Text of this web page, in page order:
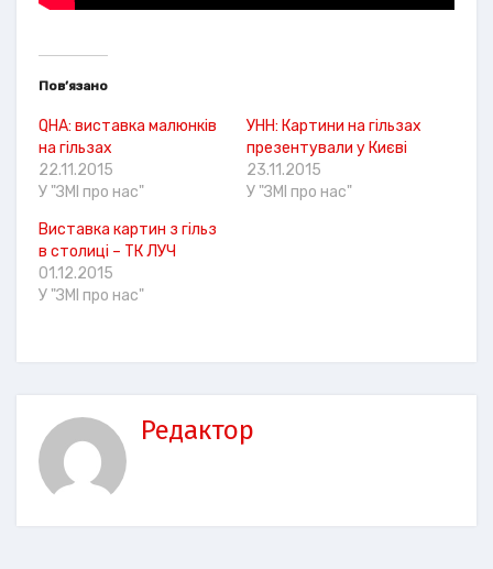
Пов’язано
QHA: виставка малюнків
на гільзах
22.11.2015
У "ЗМІ про нас"
УНН: Картини на гільзах
презентували у Києві
23.11.2015
У "ЗМІ про нас"
Виставка картин з гільз
в столиці – ТК ЛУЧ
01.12.2015
У "ЗМІ про нас"
Редактор